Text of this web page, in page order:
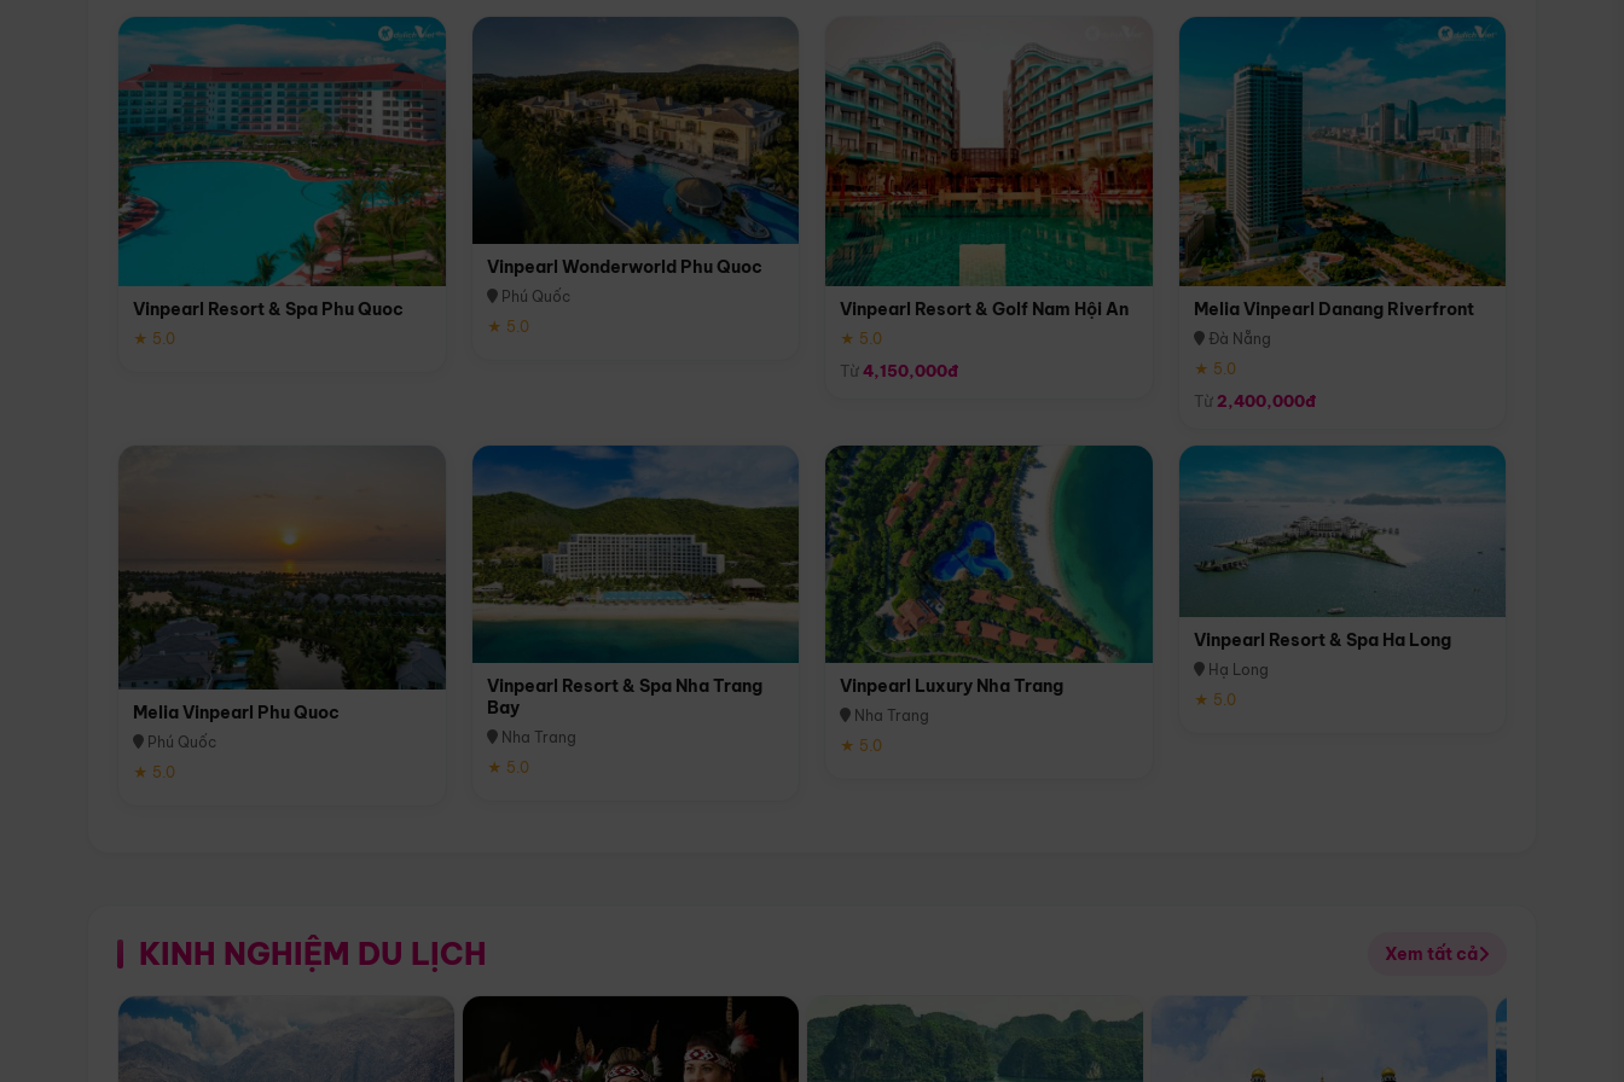
Vinpearl Resort & Spa Phu Quoc
★ 5.0
Vinpearl Wonderworld Phu Quoc
Phú Quốc
★ 5.0
Vinpearl Resort & Golf Nam Hội An
★ 5.0
Từ4,150,000đ
Melia Vinpearl Danang Riverfront
Đà Nẵng
★ 5.0
Từ 2,400,000đ
Melia Vinpearl Phu Quoc
Phú Quốc
★ 5.0
Vinpearl Resort & Spa Nha Trang
Bay
Nha Trang
★ 5.0
Vinpearl Luxury Nha Trang
Nha Trang
★ 5.0
Vinpearl Resort & Spa Ha Long
Hạ Long
★ 5.0
KINH NGHIỆM DU LỊCH Xem tất cả